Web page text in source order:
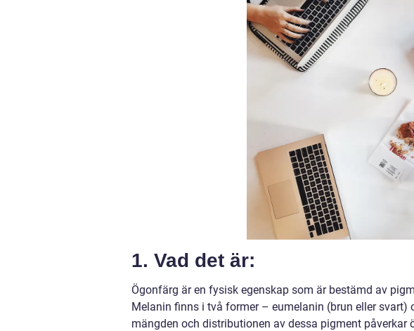
1. Vad det är:
Ögonfärg är en fysisk egenskap som är bestämd av
Melanin finns i två former – eumelanin (brun eller svart)
mängden och distributionen av dessa pigment påverkar